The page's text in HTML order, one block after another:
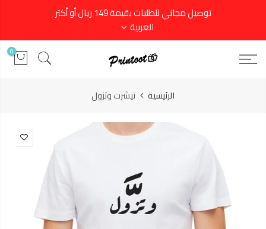
توصيل مجاني للطلبات بقيمة 149 ريال أو أكثر
العربية
0
الرئيسية تيشرت وتزول